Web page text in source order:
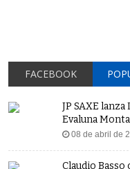
FACEBOOK
JP SAXE
Evaluna
08 de abril de
Claudio Basso